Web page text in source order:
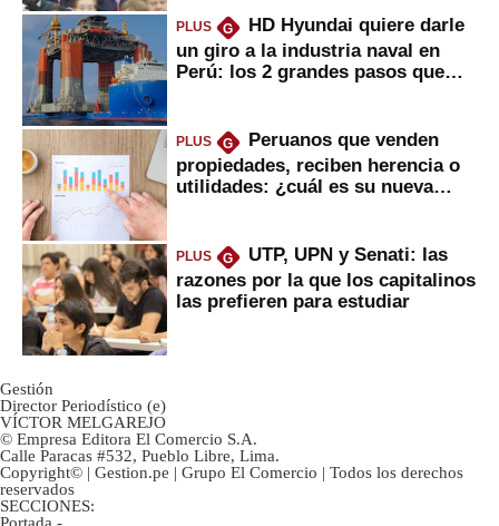
PLUS G
HD Hyundai quiere darle
un giro a la industria naval en
Perú: los 2 grandes pasos que
PLUS G
Peruanos que venden
propiedades, reciben herencia o
utilidades: ¿cuál es su nueva
PLUS G
UTP, UPN y Senati: las
razones por la que los capitalinos
las prefieren para estudiar
Gestión
Director Periodístico (e)
VÍCTOR MELGAREJO
© Empresa Editora El Comercio S.A.
Calle Paracas #532, Pueblo Libre, Lima.
Copyright© | Gestion.pe | Grupo El Comercio | Todos los derechos
reservados
SECCIONES: